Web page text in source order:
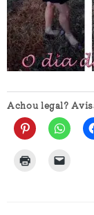
Achou legal?